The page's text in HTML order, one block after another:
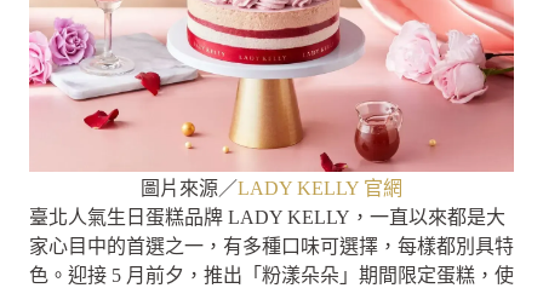
圖片來源／LADY KELLY 官網
臺北人氣生日蛋糕品牌 LADY KELLY，一直以來都是大
家心目中的首選之一，有多種口味可選擇，每樣都別具特
色。迎接 5 月前夕，推出「粉漾朵朵」期間限定蛋糕，使